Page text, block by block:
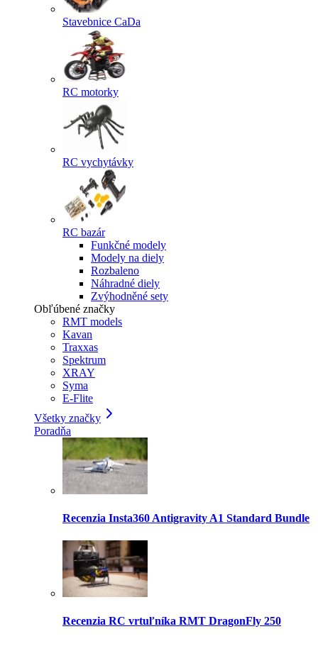
Stavebnice CaDa
RC motorky
RC vychytávky
RC bazár
Funkčné modely
Modely na diely
Rozbaleno
Náhradné diely
Zvýhodněné sety
Obľúbené značky
RMT models
Kavan
Traxxas
Spektrum
XRAY
Syma
E-Flite
Všetky značky
Poradňa
Recenzia Insta360 Antigravity A1 Standard Bundle
Recenzia RC vrtuľníka RMT DragonFly 250